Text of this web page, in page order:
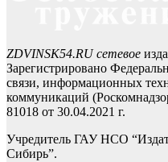
ZDVINSK54.RU сетевое
Зарегистрировано
связи, информационных
коммуникаций
81018 от 30.04.2021 г.
Учредитель ГАУ НСО
Сибирь”.